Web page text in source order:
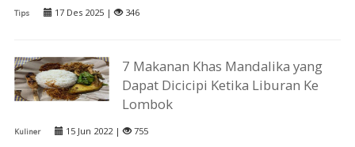
Tips 17 Des 2025 | 346
7 Makanan Khas Mandalika yang
Dapat Dicicipi Ketika Liburan Ke
Lombok
Kuliner 15 Jun 2022 | 755